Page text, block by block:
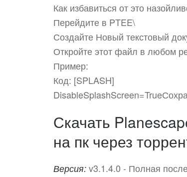
Как избавиться от это
Перейдите в PTEE\
Создайте Новый текстовый
Откройте этот файл в любом
Пример:
Код: [SPLASH]
Скачать
на пк через
Версия: v3.1.4.0 - Полная